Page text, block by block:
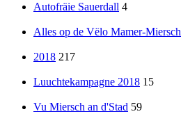
Autofräie Sauerdall 4
Alles op de Vëlo Mamer-Miersch
2018 217
Luuchtekampagne 2018 15
Vu Miersch an d'Stad 59